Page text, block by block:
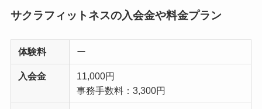
サクラフィットネスの入会金や料金プラン
体験料 ー
入会金
11,000円
事務手数料：3,300円